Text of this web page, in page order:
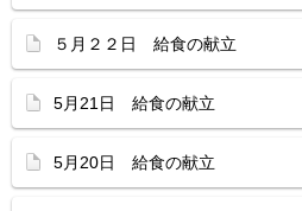
５月２２日 給食の献立
5月21日 給食の献立
5月20日 給食の献立